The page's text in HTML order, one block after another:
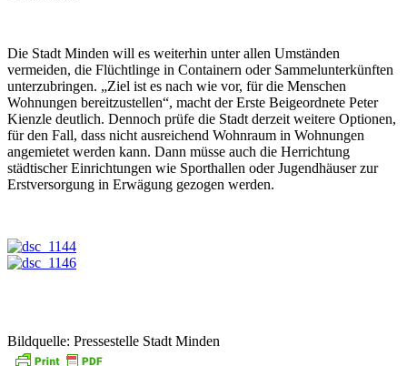
Die Stadt Minden will es weiterhin unter allen Umständen
vermeiden, die Flüchtlinge in Containern oder Sammelunterkünften
unterzubringen. „Ziel ist es nach wie vor, für die Menschen
Wohnungen bereitzustellen“, macht der Erste Beigeordnete Peter
Kienzle deutlich. Dennoch prüfe die Stadt derzeit weitere Optionen,
für den Fall, dass nicht ausreichend Wohnraum in Wohnungen
angemietet werden kann. Dann müsse auch die Herrichtung
städtischer Einrichtungen wie Sporthallen oder Jugendhäuser zur
Erstversorgung in Erwägung gezogen werden.
Bildquelle: Pressestelle Stadt Minden